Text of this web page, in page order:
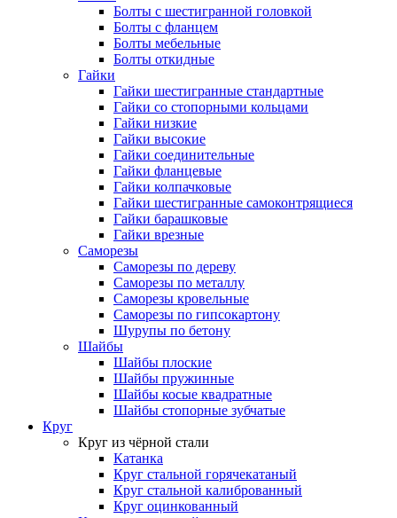
Болты с шестигранной головкой
Болты с фланцем
Болты мебельные
Болты откидные
Гайки
Гайки шестигранные стандартные
Гайки со стопорными кольцами
Гайки низкие
Гайки высокие
Гайки соединительные
Гайки фланцевые
Гайки колпачковые
Гайки шестигранные самоконтрящиеся
Гайки барашковые
Гайки врезные
Саморезы
Саморезы по дереву
Саморезы по металлу
Саморезы кровельные
Саморезы по гипсокартону
Шурупы по бетону
Шайбы
Шайбы плоские
Шайбы пружинные
Шайбы косые квадратные
Шайбы стопорные зубчатые
Круг
Круг из чёрной стали
Катанка
Круг стальной горячекатаный
Круг стальной калиброванный
Круг оцинкованный